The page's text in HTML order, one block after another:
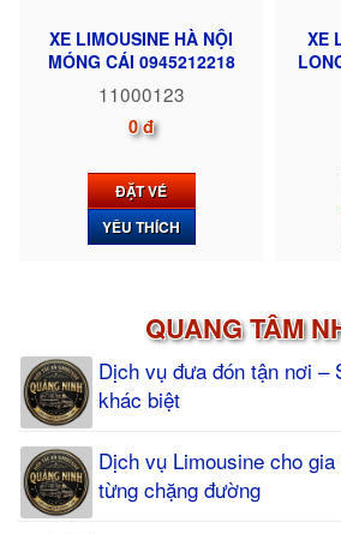
XE LIMOUSINE HÀ NỘI
MÓNG CÁI 0945212218
11000123
0 đ
ĐẶT VÉ
YÊU THÍCH
XE
QUANG TÂM
Dịch vụ đưa đón tận nơi –
khác biệt
Dịch vụ Limousine cho
từng chặng đường